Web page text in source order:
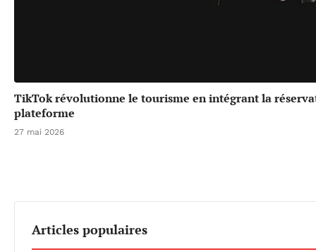
TikTok révolutionne le tourisme en intégrant la
plateforme
27 mai 2026
Articles populaires